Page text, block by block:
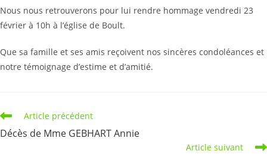
Nous nous retrouverons pour lui rendre hommage vendredi 23
février à 10h à l’église de Boult.
Que sa famille et ses amis reçoivent nos sincères condoléances et
notre témoignage d’estime et d’amitié.
Read
more
articles
Article précédent
Décès de Mme GEBHART Annie
Article suivant